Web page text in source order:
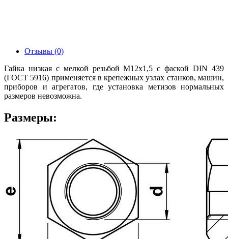
Отзывы (0)
Гайка низкая с мелкой резьбой М12х1,5 с фаской DIN 439
(ГОСТ 5916) применяется в крепежных узлах станков, машин,
приборов и агрегатов, где установка метизов нормальных
размеров невозможна.
Размеры: